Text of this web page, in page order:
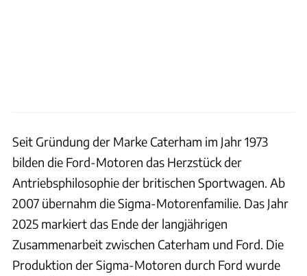
Seit Gründung der Marke Caterham im Jahr 1973
bilden die Ford-Motoren das Herzstück der
Antriebsphilosophie der britischen Sportwagen. Ab
2007 übernahm die Sigma-Motorenfamilie. Das Jahr
2025 markiert das Ende der langjährigen
Zusammenarbeit zwischen Caterham und Ford. Die
Produktion der Sigma-Motoren durch Ford wurde